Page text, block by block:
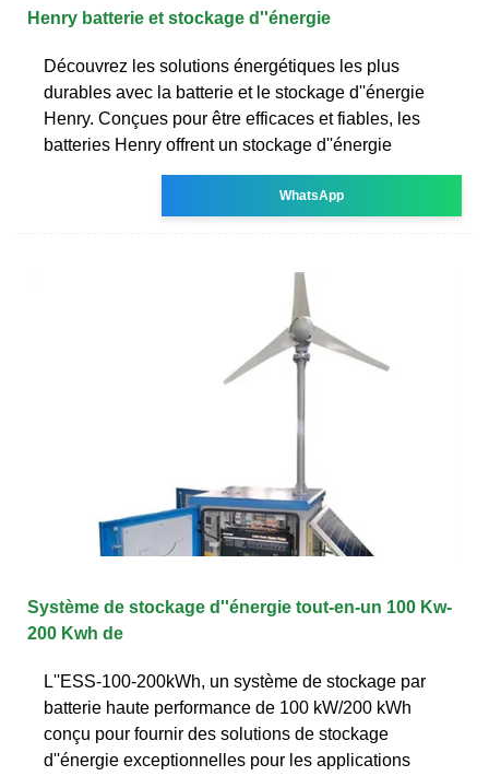
Henry batterie et stockage d''énergie
Découvrez les solutions énergétiques les plus
durables avec la batterie et le stockage d''énergie
Henry. Conçues pour être efficaces et fiables, les
batteries Henry offrent un stockage d''énergie
WhatsApp
Système de stockage d''énergie tout-en-un 100 Kw-
200 Kwh de
L''ESS-100-200kWh, un système de stockage par
batterie haute performance de 100 kW/200 kWh
conçu pour fournir des solutions de stockage
d''énergie exceptionnelles pour les applications